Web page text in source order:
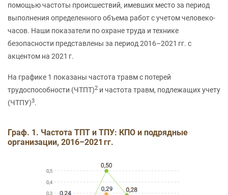
помощью частоты происшествий, имевших место за период
выполнения определенного объема работ с учетом человеко-
часов. Наши показатели по охране труда и технике
безопасности представлены за период 2016–2021 гг. с
акцентом на 2021 г.
На графике 1 показаны частота травм с потерей
трудоспособности (ЧТПТ)2 и частота травм, подлежащих учету
(ЧТПУ)3.
Граф. 1. Частота ТПТ и ТПУ: КПО и подрядные
организации, 2016–2021 гг.